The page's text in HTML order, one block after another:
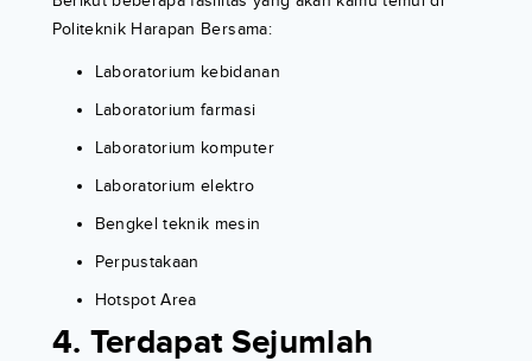
Politeknik Harapan Bersama:
Laboratorium kebidanan
Laboratorium farmasi
Laboratorium komputer
Laboratorium elektro
Bengkel teknik mesin
Perpustakaan
Hotspot Area
4. Terdapat Sejumlah